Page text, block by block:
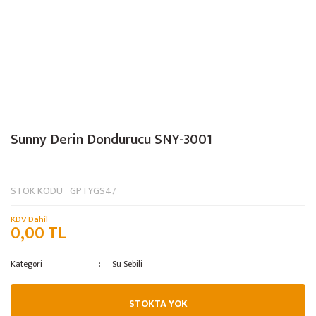
Sunny Derin Dondurucu SNY-3001
STOK KODU GPTYGS47
KDV Dahil
0,00 TL
Kategori Su Sebili
STOKTA YOK